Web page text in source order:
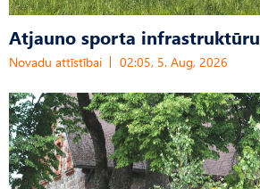
Atjauno sporta infrastruktūru
Novadu attīstībai 02:05, 5. Aug, 2026